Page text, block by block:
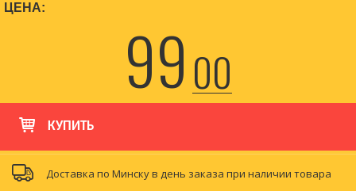
ЦЕНА:
9900
КУПИТЬ
Доставка по Минску в день заказа при наличии товара